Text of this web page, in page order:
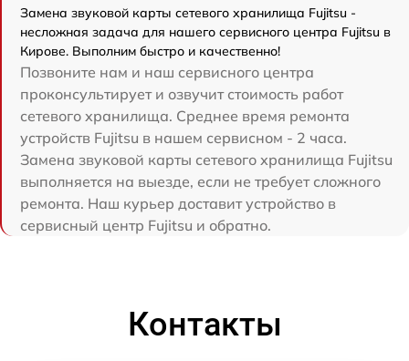
Замена звуковой карты сетевого хранилища Fujitsu -
несложная задача для нашего сервисного центра Fujitsu в
Кирове. Выполним быстро и качественно!
Позвоните нам и наш сервисного центра
проконсультирует и озвучит стоимость работ
сетевого хранилища. Среднее время ремонта
устройств Fujitsu в нашем сервисном - 2 часа.
Замена звуковой карты сетевого хранилища Fujitsu
выполняется на выезде, если не требует сложного
ремонта. Наш курьер доставит устройство в
сервисный центр Fujitsu и обратно.
Контакты